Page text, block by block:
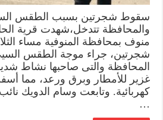
سقوط شجرتين بسبب الطقس السئ
والمحافظة تتدخل،شهدت قرية
منوف بمحافظة المنوفية مساء
شجرتين، جراء موجة الطقس
المحافظة والتى صاحبها نشاط
غزير للأمطار وبرق ورعد، مما
كهربائية. وتابعت وسام الدويك
…